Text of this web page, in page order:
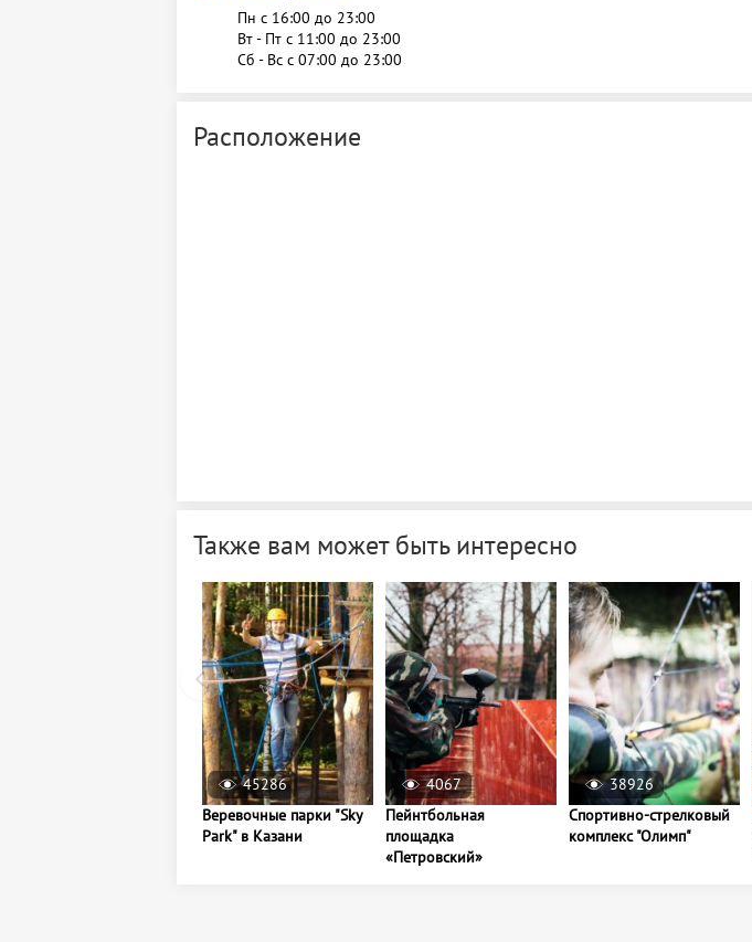
Пн c 16:00 до 23:00
Вт - Пт c 11:00 до 23:00
Сб - Вс c 07:00 до 23:00
Расположение
Также вам может быть интересно
45286
Веревочные парки "Sky
Park" в Казани
4067
Пейнтбольная
площадка
«Петровский»
38926
Спортивно-стрелковый
комплекс "Олимп"